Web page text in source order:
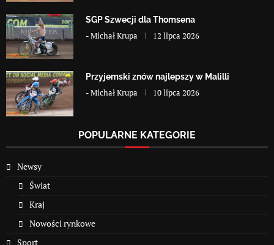
SGP Szwecji dla Thomsena
-Michał Krupa 12 lipca 2026
Przyjemski znów najlepszy w Malilli
-Michał Krupa 10 lipca 2026
POPULARNE KATEGORIE
Newsy
Świat
Kraj
Nowości rynkowe
Sport